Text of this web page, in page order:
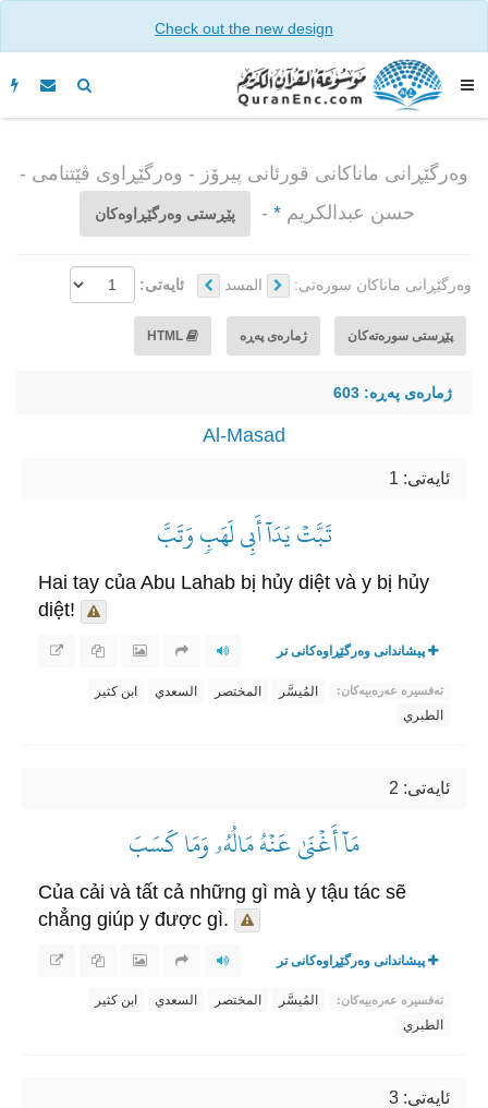
Check out the new design
وه‌رگێڕانی ماناكانی قورئانی پیرۆز - وەرگێڕاوی ڤێتنامی -
حسن عبدالکریم *
- پێڕستی وه‌رگێڕاوه‌كان
وه‌رگێڕانی ماناكان سوره‌تی: المسد ئایه‌تی:
پێڕستی سوره‌ته‌كان ژمارەی پەڕە HTML
ژمارەی پەڕە: 603
Al-Masad
ئایه‌تی: 1
تَبَّتۡ يَدَآ أَبِي لَهَبٖ وَتَبَّ
Hai tay của Abu Lahab bị hủy diệt và y bị hủy
diệt!
پیشاندانی وەرگێڕاوەکانی تر
تەفسیرە عەرەبیەکان: المُيسَّر المختصر السعدي
ابن كثير
الطبري
ئایه‌تی: 2
مَآ أَغۡنَىٰ عَنۡهُ مَالُهُۥ وَمَا كَسَبَ
Của cải và tất cả những gì mà y tậu tác sẽ
chẳng giúp y được gì.
پیشاندانی وەرگێڕاوەکانی تر
تەفسیرە عەرەبیەکان: المُيسَّر المختصر السعدي
ابن كثير
الطبري
ئایه‌تی: 3